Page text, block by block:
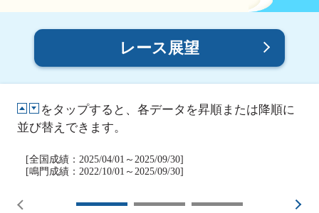
レース展望
をタップすると、各データを昇順または降順に
並び替えできます。
[全国成績：2025/04/01～2025/09/30]
[鳴門成績：2022/10/01～2025/09/30]